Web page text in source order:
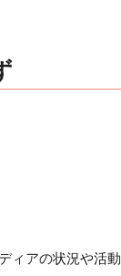
ィアの状況や活